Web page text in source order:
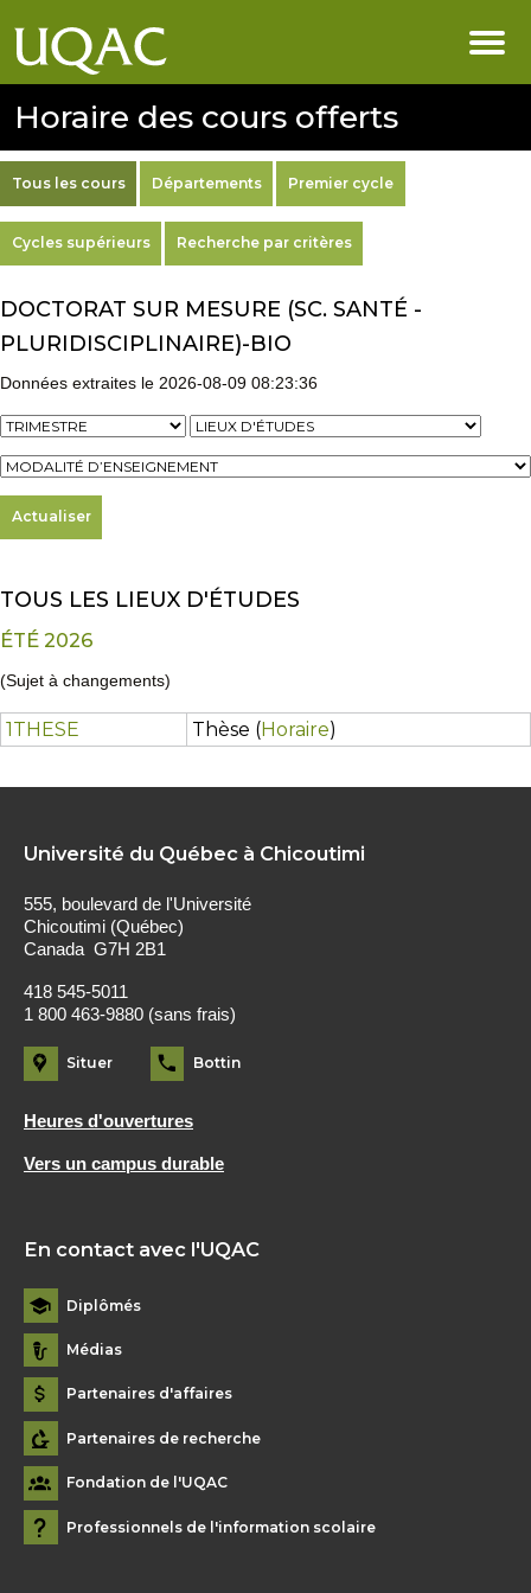
Horaire des cours offerts
Tous les cours Départements Premier cycle
Cycles supérieurs Recherche par critères
DOCTORAT SUR MESURE (SC. SANTÉ -
PLURIDISCIPLINAIRE)-BIO
Données extraites le 2026-08-09 08:23:36
TOUS LES LIEUX D'ÉTUDES
ÉTÉ 2026
(Sujet à changements)
1THESE Thèse (Horaire)
Université du Québec à Chicoutimi
555, boulevard de l'Université
Chicoutimi (Québec)
Canada G7H 2B1
418 545-5011
1 800 463-9880 (sans frais)
Situer Bottin
Heures d'ouvertures
Vers un campus durable
En contact avec l'UQAC
Diplômés
Médias
Partenaires d'affaires
Partenaires de recherche
Fondation de l'UQAC
Professionnels de l'information scolaire